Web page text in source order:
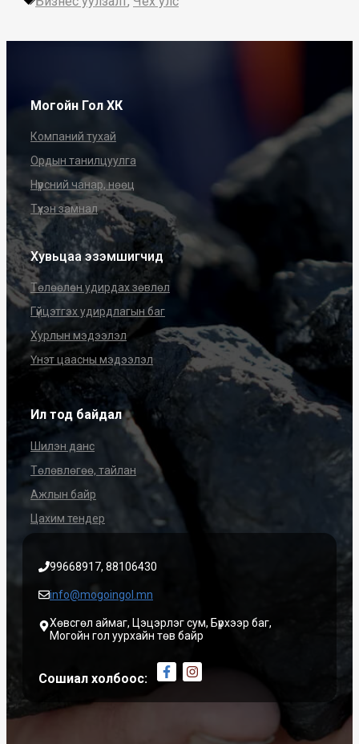
Могойн Гол ХК
Компаний тухай
Ордын танилцуулга
Нүүрсний чанар, нөөц
Түүхэн замнал
Хувьцаа эзэмшигчид
Төлөөлөн удирдах зөвлөл
Гүйцэтгэх удирдлагын баг
Хурлын мэдээлэл
Үнэт цаасны мэдээлэл
Ил тод байдал
Шилэн данс
Төлөвлөгөө, тайлан
Ажлын байр
Цахим тендер
99668917, 88106430
info@mogoingol.mn
Хөвсгөл аймаг, Цэцэрлэг сум, Бүрхээр баг,
Могойн гол уурхайн төв байр
Сошиал холбоос: